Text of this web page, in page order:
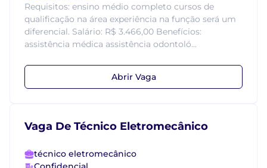
Requisitos: ensino médio completo cursos de
qualificação na área experiência na função será um
diferencial. Salário: R$ 3.466,00 Benefícios:
assistência médica assistência odontoló...
Abrir Vaga
Vaga De Técnico Eletromecânico
técnico eletromecânico